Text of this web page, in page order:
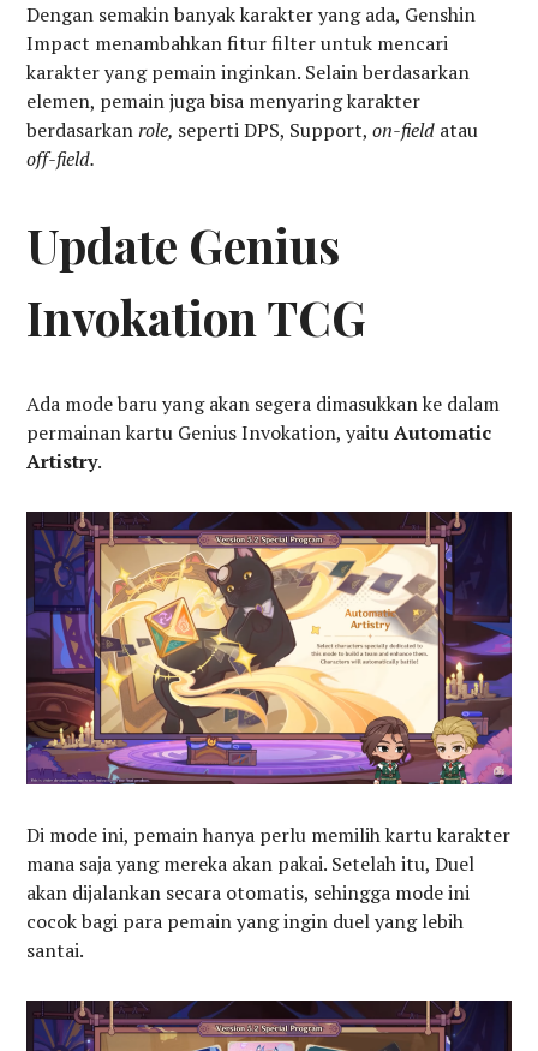
Dengan semakin banyak karakter yang ada, Genshin
Impact menambahkan fitur filter untuk mencari
karakter yang pemain inginkan. Selain berdasarkan
elemen, pemain juga bisa menyaring karakter
berdasarkanrole, seperti DPS, Support,on-field atau
off-field.
Update Genius
Invokation TCG
Ada mode baru yang akan segera dimasukkan ke dalam
permainan kartu Genius Invokation, yaituAutomatic
Artistry.
Di mode ini, pemain hanya perlu memilih kartu karakter
mana saja yang mereka akan pakai. Setelah itu, Duel
akan dijalankan secara otomatis, sehingga mode ini
cocok bagi para pemain yang ingin duel yang lebih
santai.